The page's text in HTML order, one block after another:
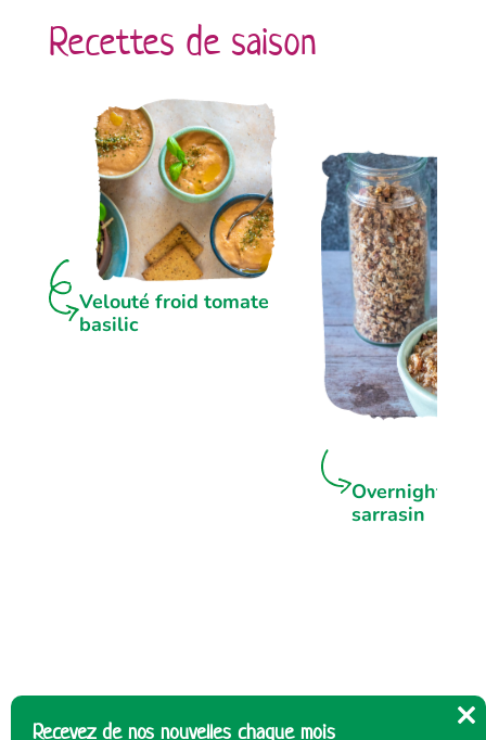
Recettes de saison
Velouté froid tomate
basilic
Overnight
sarrasin
Recevez de nos nouvelles chaque mois